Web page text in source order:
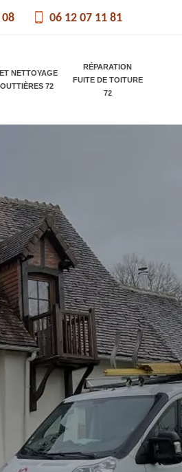
08 06 12 07 11 81
NETTOYAGE
72
RÉPARATION
FUITE DE TOITURE
72